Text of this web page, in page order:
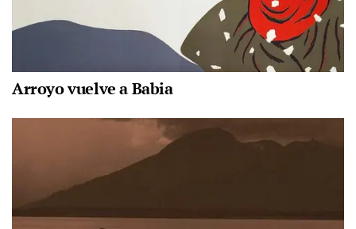
Arroyo vuelve a Babia